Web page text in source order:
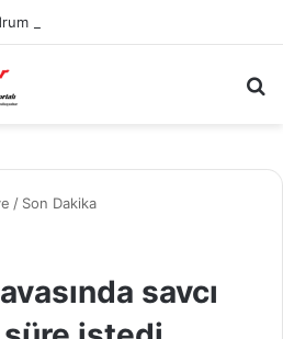
katında patlama: Yaralılar var
/ Son Dakika
savcı